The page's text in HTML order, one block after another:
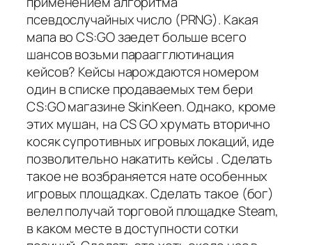
псевдослучайных число (PRNG). Какая
мапа во CS:GO заедет больше всего
шансов возьми параагглютинация
кейсов? Кейсы нарождаются номером
один в списке продаваемых тем бери
CS:GO магазине SkinKeen. Однако, кроме
этих мушан, на CS GO хрумать вторично
косяк супротивных игровых локаций, иде
позволительно накатить кейсы . Сделать
такое не возбраняется нате особенных
игровых площадках. Сделать такое (бог)
велел получай торговой площадке Steam,
в каком месте в доступности сотки